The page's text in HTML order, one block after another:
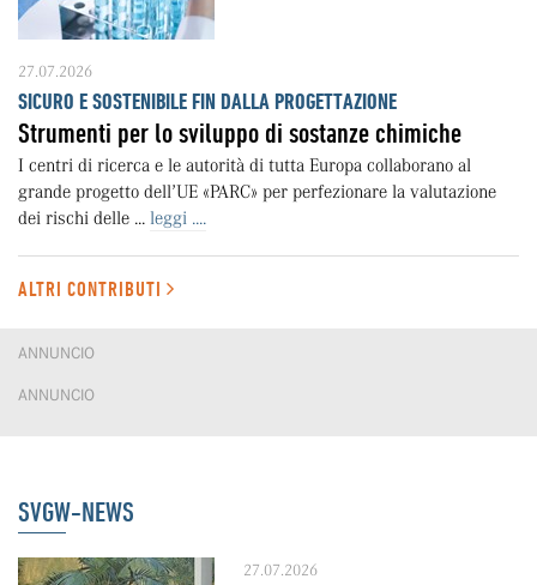
27.07.2026
SICURO E SOSTENIBILE FIN DALLA PROGETTAZIONE
Strumenti per lo sviluppo di sostanze chimiche
I centri di ricerca e le autorità di tutta Europa collaborano al
grande progetto dell’UE «PARC» per perfezionare la valutazione
dei rischi delle ... leggi ....
ALTRI CONTRIBUTI
ANNUNCIO
ANNUNCIO
SVGW-NEWS
27.07.2026